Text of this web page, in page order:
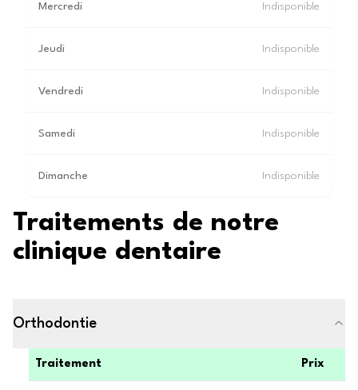
Mercredi Indisponible
Jeudi Indisponible
Vendredi Indisponible
Samedi Indisponible
Dimanche Indisponible
Traitements de notre
clinique dentaire
Orthodontie
Traitement Prix